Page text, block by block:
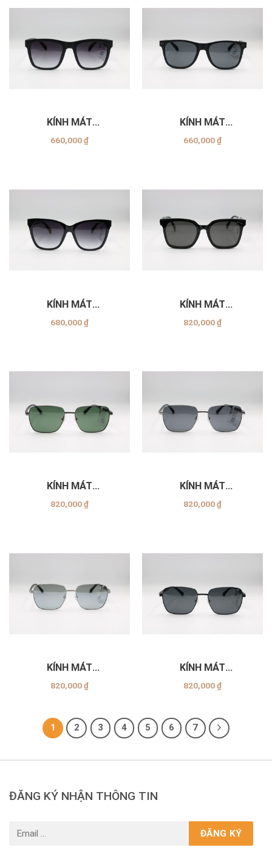
KÍNH MÁT
EXFASH_EF53754_C09
660,000₫
KÍNH MÁT
EXFASH_EF53753_C10
660,000₫
KÍNH MÁT
EXFASH_EF53752_C02
680,000₫
KÍNH MÁT
EXFASH_EF25207_C21
820,000₫
KÍNH MÁT
EXFASH_EF23008_C19
820,000₫
KÍNH MÁT
EXFASH_EF23008_C16
820,000₫
KÍNH MÁT
EXFASH_EF23008_C15
820,000₫
KÍNH MÁT
EXFASH_EF23008_C04
820,000₫
1 2 3 4 5 6 7
ĐĂNG KÝ NHẬN THÔNG TIN